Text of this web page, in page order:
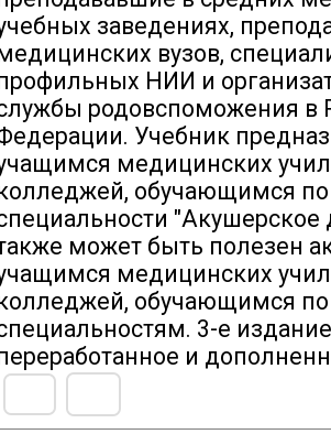
заведениях,
вузов,
НИИ и
родовспоможения в
Учебник
медицинских
обучающимся по
"Акушерское
может быть полезен
медицинских
обучающимся
3-е
и